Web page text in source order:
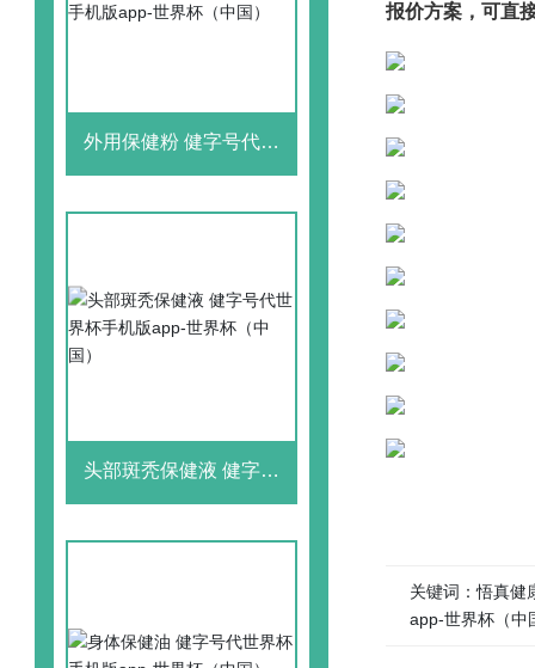
外用保健粉 健字号代世
头部斑秃保健液 健字号
报价方案，可直
关键词：悟真健
app-世界杯（中